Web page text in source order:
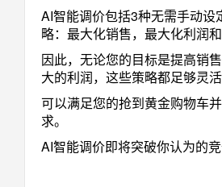
AI智能调价包括3种无需手动设
略：最大化销售，最大化利润和
因此，无论您的目标是提高销
大的利润，这些策略都足够灵活
可以满足您的抢到黄金购物车
求。
AI智能调价即将突破你认为的竞